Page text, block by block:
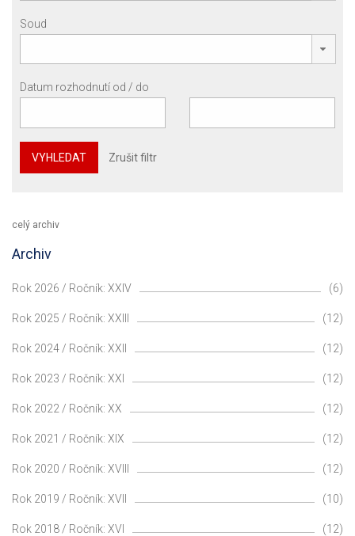
Soud
Datum rozhodnutí od / do
VYHLEDAT Zrušit filtr
celý archiv
Archiv
Rok 2026 / Ročník: XXIV (6)
Rok 2025 / Ročník: XXIII (12)
Rok 2024 / Ročník: XXII (12)
Rok 2023 / Ročník: XXI (12)
Rok 2022 / Ročník: XX (12)
Rok 2021 / Ročník: XIX (12)
Rok 2020 / Ročník: XVIII (12)
Rok 2019 / Ročník: XVII (10)
Rok 2018 / Ročník: XVI (12)